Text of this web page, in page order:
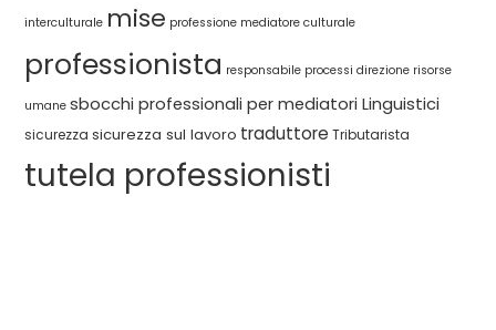
interculturale mise professione mediatore culturale
professionista responsabile processi direzione risorse
umane sbocchi professionali per mediatori Linguistici
sicurezza sicurezza sul lavoro traduttore Tributarista
tutela professionisti